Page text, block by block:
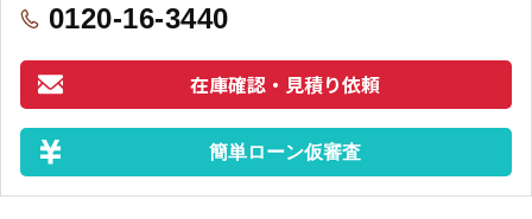
0120-16-3440
在庫確認・見積り依頼
簡単ローン仮審査